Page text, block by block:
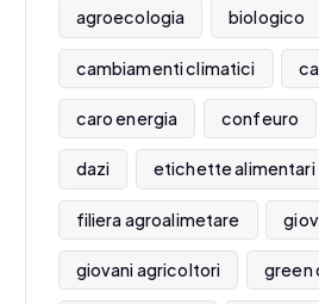
agroecologia biologico
cambiamenti climatici
caro energia confeuro
dazi etichette alimentari
filiera agroalimetare
giovani agricoltori green